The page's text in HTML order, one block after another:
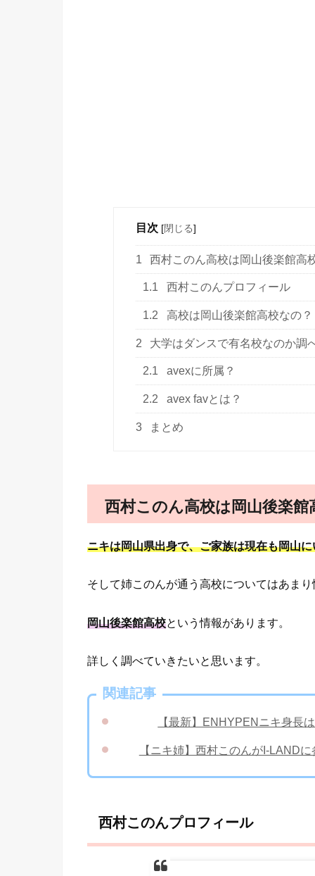
目次 [閉じる]
1 西村このん高校は岡山後楽館高
1.1 西村このんプロフィール
1.2 高校は岡山後楽館高校なの？
2 大学はダンスで有名校なのか調
2.1 avexに所属？
2.2 avex favとは？
3 まとめ
西村このん高校は岡山後楽館
ニキは岡山県出身で、ご家族は現在も岡山
そして姉このんが通う高校についてはあま
岡山後楽館高校という情報があります。
詳しく調べていきたいと思います。
関連記事
【最新】ENHYPENニキ身長
【ニキ姉】西村このんがI-LAND
西村このんプロフィール